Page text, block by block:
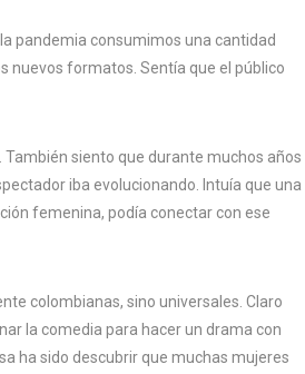
pandemia consumimos una cantidad
nuevos formatos. Sentía que el público
siento que durante muchos años
iba evolucionando. Intuía que una
femenina, podía conectar con ese
colombianas, sino universales. Claro
la comedia para hacer un drama con
ha sido descubrir que muchas mujeres